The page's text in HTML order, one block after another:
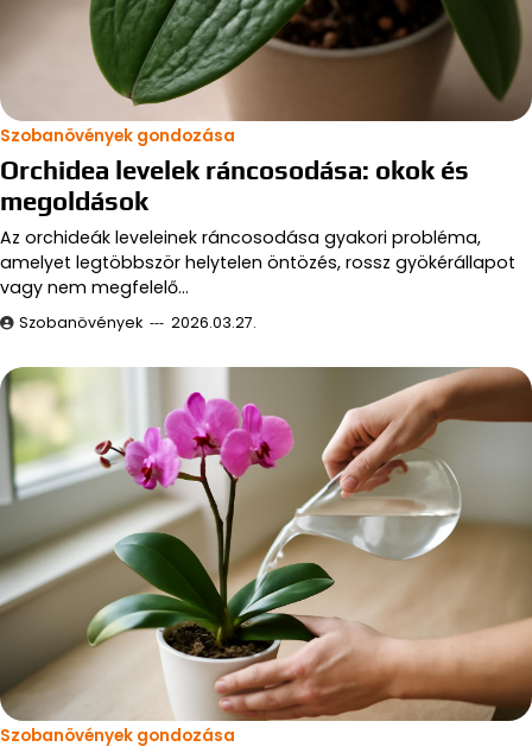
Szobanövények gondozása
Orchidea levelek ráncosodása: okok és
megoldások
Az orchideák leveleinek ráncosodása gyakori probléma,
amelyet legtöbbször helytelen öntözés, rossz gyökérállapot
vagy nem megfelelő…
Szobanövények 2026.03.27.
Szobanövények gondozása